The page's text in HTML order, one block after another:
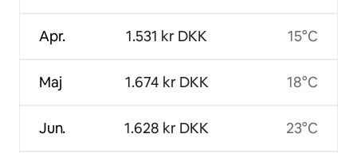
Apr.
Maj
Jun.
1.531 kr DKK
1.674 kr DKK
1.628 kr DKK
15°C
18°C
23°C